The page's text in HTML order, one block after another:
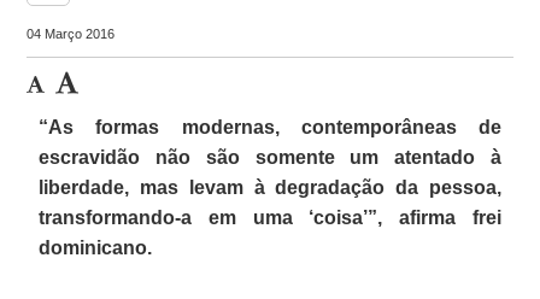
04 Março 2016
“As formas modernas, contemporâneas de
escravidão não são somente um atentado à
liberdade, mas levam à degradação da pessoa,
transformando-a em uma ‘coisa’”, afirma frei
dominicano.